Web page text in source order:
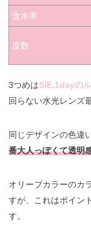
含水率
度数
3つめはSIE.1dayの
回らない水光レンズ
同じデザインの色違
番大人っぽくて透明
オリーブカラーのカ
すが、これはポイン
す。